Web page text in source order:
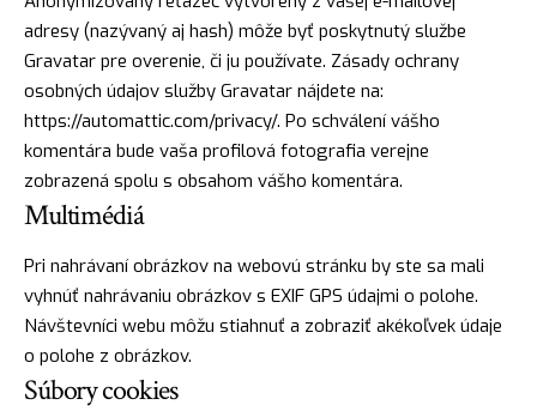
adresy (nazývaný aj hash) môže byť poskytnutý službe
Gravatar pre overenie, či ju používate. Zásady ochrany
osobných údajov služby Gravatar nájdete na:
https://automattic.com/privacy/. Po schválení vášho
komentára bude vaša profilová fotografia verejne
zobrazená spolu s obsahom vášho komentára.
Multimédiá
Pri nahrávaní obrázkov na webovú stránku by ste sa mali
vyhnúť nahrávaniu obrázkov s EXIF GPS údajmi o polohe.
Návštevníci webu môžu stiahnuť a zobraziť akékoľvek údaje
o polohe z obrázkov.
Súbory cookies